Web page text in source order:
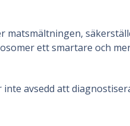
ett smartare och
avsedd att